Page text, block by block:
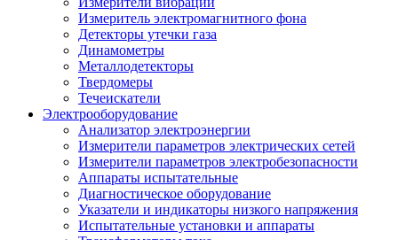
Измеритель электромагнитного фона
Детекторы утечки газа
Динамометры
Металлодетекторы
Твердомеры
Течеискатели
Электрооборудование
Анализатор электроэнергии
Измерители параметров электрических сетей
Измерители параметров электробезопасности
Аппараты испытательные
Диагностическое оборудование
Указатели и индикаторы низкого напряжения
Испытательные установки и аппараты